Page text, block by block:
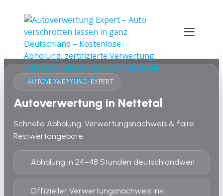
AUTOVERWERTUNG-EXPERT
Autoverwertung in Nettetal
Schnelle Abholung, Verwertungsnachweis & faire
Restwertangebote.
Abholung in 24–48 Stunden deutschlandweit
Offizieller Verwertungsnachweis inkl.